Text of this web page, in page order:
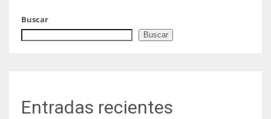
Buscar
Buscar
Entradas recientes